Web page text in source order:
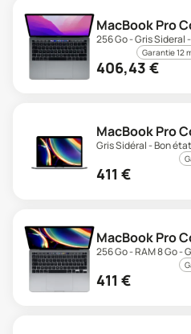
MacBook Pro
256 Go - Gris Sideral
Garantie 12
406,43 €
MacBook Pro
Gris Sidéral - Bon état
411 €
MacBook Pro
256 Go - RAM 8 Go -
411 €